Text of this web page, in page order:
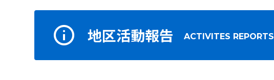
地区活動報告 ACTIVITES REPORTS